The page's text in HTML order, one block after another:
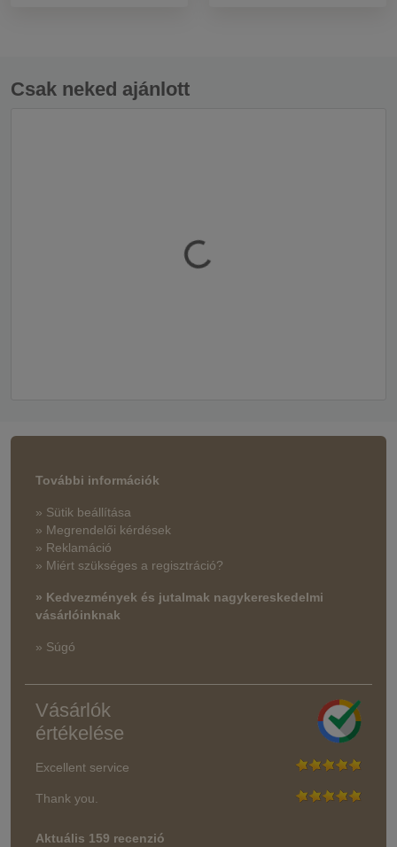
Csak neked ajánlott
L
További információk
» Sütik beállítása
» Megrendelői kérdések
» Reklamáció
» Miért szükséges a regisztráció?
» Kedvezmények és jutalmak nagykereskedelmi
vásárlóinknak
» Súgó
Vásárlók
értékelése
Excellent service
Thank you.
Aktuális 159 recenzió